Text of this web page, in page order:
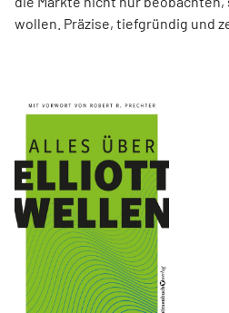
wollen. Präzise, tiefgründig und